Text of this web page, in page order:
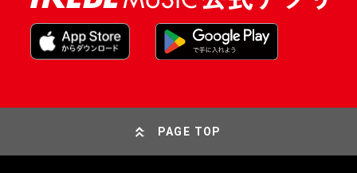
PAGE TOP